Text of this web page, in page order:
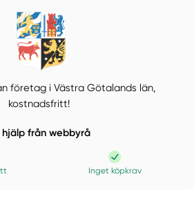
företag i Västra Götalands län,
kostnadsfritt!
hjälp från webbyrå
Inget köpkrav